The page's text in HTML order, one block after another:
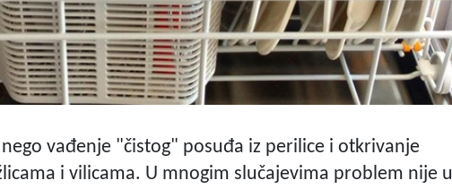
vađenje "čistog" posuđa iz perilice i otkrivanje
i vilicama. U mnogim slučajevima problem nije u